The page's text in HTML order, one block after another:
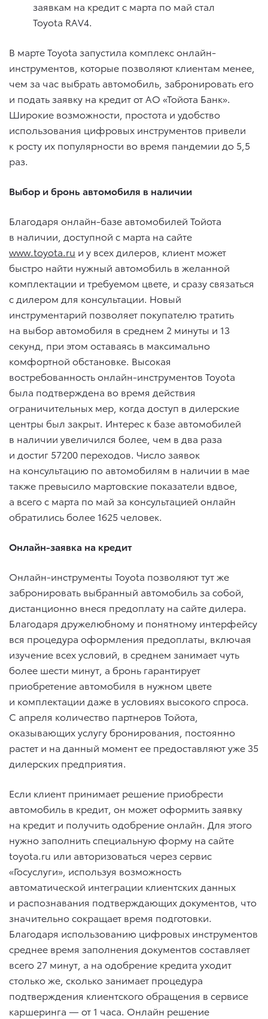
заявкам на кредит с марта по май стал
Toyota RAV4.
В марте Toyota запустила комплекс онлайн-
инструментов, которые позволяют клиентам менее,
чем за час выбрать автомобиль, забронировать его
и подать заявку на кредит от АО «Тойота Банк».
Широкие возможности, простота и удобство
использования цифровых инструментов привели
к росту их популярности во время пандемии до 5,5
раз.
Выбор и бронь автомобиля в наличии
Благодаря онлайн-базе автомобилей Тойота
в наличии, доступной с марта на сайте
www.toyota.ru и у всех дилеров, клиент может
быстро найти нужный автомобиль в желанной
комплектации и требуемом цвете, и сразу связаться
с дилером для консультации. Новый
инструментарий позволяет покупателю тратить
на выбор автомобиля в среднем 2 минуты и 13
секунд, при этом оставаясь в максимально
комфортной обстановке. Высокая
востребованность онлайн-инструментов Toyota
была подтверждена во время действия
ограничительных мер, когда доступ в дилерские
центры был закрыт. Интерес к базе автомобилей
в наличии увеличился более, чем в два раза
и достиг 57200 переходов. Число заявок
на консультацию по автомобилям в наличии в мае
также превысило мартовские показатели вдвое,
а всего с марта по май за консультацией онлайн
обратились более 1625 человек.
Онлайн-заявка на кредит
Онлайн-инструменты Toyota позволяют тут же
забронировать выбранный автомобиль за собой,
дистанционно внеся предоплату на сайте дилера.
Благодаря дружелюбному и понятному интерфейсу
вся процедура оформления предоплаты, включая
изучение всех условий, в среднем занимает чуть
более шести минут, а бронь гарантирует
приобретение автомобиля в нужном цвете
и комплектации даже в условиях высокого спроса.
С апреля количество партнеров Тойота,
оказывающих услугу бронирования, постоянно
растет и на данный момент ее предоставляют уже 35
дилерских предприятия.
Если клиент принимает решение приобрести
автомобиль в кредит, он может оформить заявку
на кредит и получить одобрение онлайн. Для этого
нужно заполнить специальную форму на сайте
toyota.ru или авторизоваться через сервис
«Госуслуги», используя возможность
автоматической интеграции клиентских данных
и распознавания подтверждающих документов, что
значительно сокращает время подготовки.
Благодаря использованию цифровых инструментов
среднее время заполнения документов составляет
всего 27 минут, а на одобрение кредита уходит
столько же, сколько занимает процедура
подтверждения клиентского обращения в сервисе
каршеринга — от 1 часа. Онлайн решение